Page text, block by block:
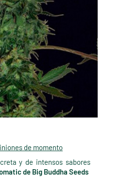
de momento
y de intensos sabores
de Big Buddha Seeds